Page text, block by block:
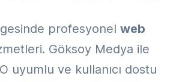
profesyonel web
Göksoy Medya ile
uyumlu ve kullanıcı dostu